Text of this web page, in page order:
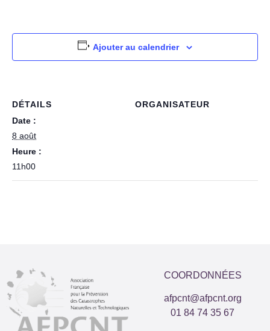
Ajouter au calendrier
DÉTAILS
Date :
8 août
Heure :
11h00
ORGANISATEUR
COORDONNÉES
afpcnt@afpcnt.org
01 84 74 35 67